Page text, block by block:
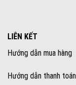
LIÊN KẾT
Hướng dẫn mua hàng
Hướng dẫn thanh toán